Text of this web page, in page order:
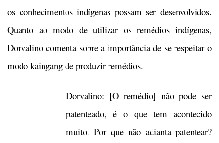
os conhecimentos indígenas possam ser desenvolvidos.
Quanto ao modo de utilizar os remédios indígenas,
Dorvalino comenta sobre a importância de se respeitar o
modo kaingang de produzir remédios.
Dorvalino: [O remédio] não pode ser
patenteado, é o que tem acontecido
muito. Por que não adianta patentear?